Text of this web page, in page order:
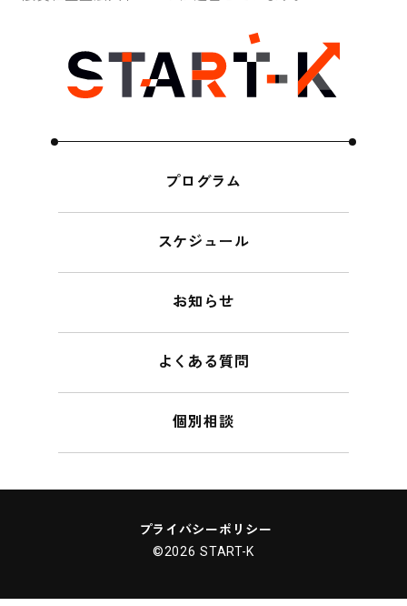
プログラム
スケジュール
お知らせ
よくある質問
個別相談
プライバシーポリシー
©2026 START-K